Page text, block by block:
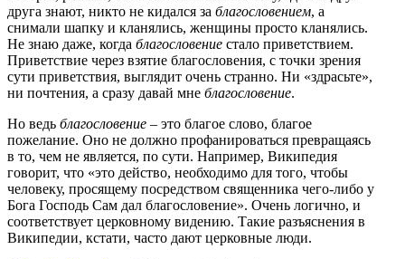
друга знают, никто не кидался за благословением, а
снимали шапку и кланялись, женщины просто кланялись.
Не знаю даже, когда благословение стало приветствием.
Приветствие через взятие благословения, с точки зрения
сути приветствия, выглядит очень странно. Ни «здрасьте»,
ни почтения, а сразу давай мне благословение.
Но ведь благословение – это благое слово, благое
пожелание. Оно не должно профанироваться превращаясь
в то, чем не является, по сути. Например, Википедия
говорит, что «это действо, необходимо для того, чтобы
человеку, просящему посредством священника чего-либо у
Бога Господь Сам дал благословение». Очень логично, и
соответствует церковному видению. Такие разъяснения в
Википедии, кстати, часто дают церковные люди.